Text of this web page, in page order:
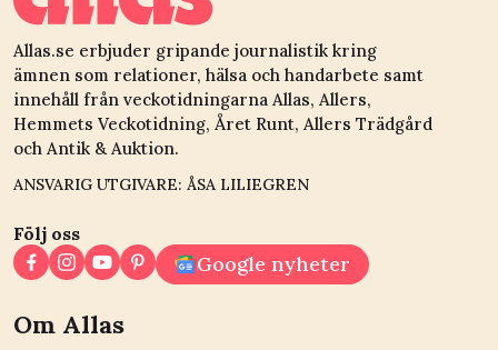
Allas.se erbjuder gripande journalistik kring
ämnen som relationer, hälsa och handarbete samt
innehåll från veckotidningarna Allas, Allers,
Hemmets Veckotidning, Året Runt, Allers Trädgård
och Antik & Auktion.
ANSVARIG UTGIVARE: ÅSA LILIEGREN
Följ oss
Google nyheter
Om Allas